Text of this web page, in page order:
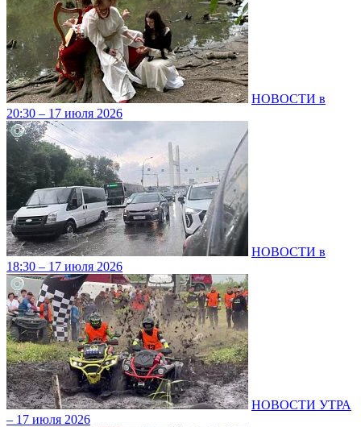
НОВОСТИ в
20:30 – 17 июля 2026
НОВОСТИ в
18:30 – 17 июля 2026
НОВОСТИ УТРА
– 17 июля 2026